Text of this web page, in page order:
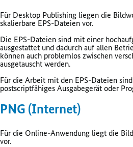
Für Desktop Publishing liegen die
skalierbare EPS-Dateien vor.
Die EPS-Dateien sind mit einer
ausgestattet und dadurch auf allen
können auch problemlos zwischen
ausgetauscht werden.
Für die Arbeit mit den EPS-Dateien
postscriptfähiges Ausgabegerät oder
PNG (Internet)
Für die Online-Anwendung liegt die
vor.